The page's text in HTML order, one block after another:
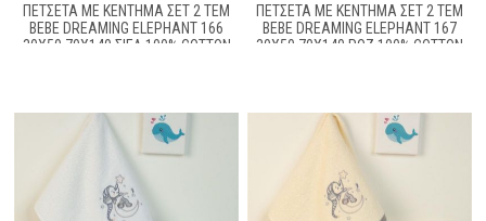
ΠΕΤΣΕΤΑ ΜΕ ΚΈΝΤΗΜΑ ΣΕΤ 2 ΤΕΜ
BEBE DREAMING ELEPHANT 166
30X50,70X140 ΣΙΕΛ 100% COTTON
ΠΕΤΣΕΤΑ ΜΕ ΚΈΝΤΗΜΑ ΣΕΤ 2 ΤΕΜ
BEBE DREAMING ELEPHANT 167
30X50,70X140 ΡΟΖ 100% COTTON